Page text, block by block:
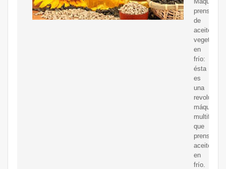
prensadora
de
aceite
vegetal
en
frío:
ésta
es
una
máquina,
que
prensa
aceite
en
frío.